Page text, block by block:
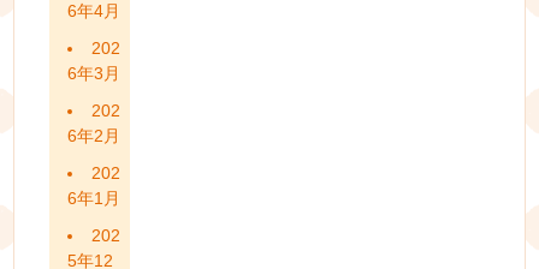
6年4月
202
6年3月
202
6年2月
202
6年1月
202
5年12